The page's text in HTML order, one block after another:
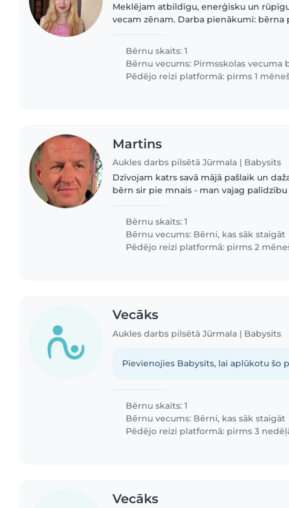
Meklējam atbildīgu, enerģisku un
vecam zēnam. Darba pienākumi: bērna
Bērnu skaits: 1
Bērnu vecums: Pirmsskolas vecuma
Pēdējo reizi platformā: pirms 1
Martins
Aukles darbs pilsētā Jūrmala | Babysits
Dzīvojam katrs savā mājā pašlaik un dažas diensa,kad
bērn sir pie mnais - man vajag palīdzību
Bērnu skaits: 1
Bērnu vecums: Bērni, kas sāk staigāt
Pēdējo reizi platformā: pirms 2
Vecāks
Aukles darbs pilsētā Jūrmala | Babysits
Pievienojies Babysits, lai aplūkotu šo
Bērnu skaits: 1
Bērnu vecums: Bērni, kas sāk staigāt
Pēdējo reizi platformā: pirms 3
Vecāks